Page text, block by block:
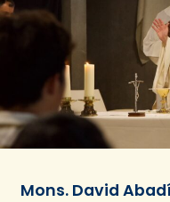
Mons. David